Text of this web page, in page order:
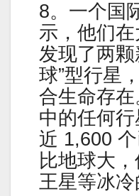
8。一个国
示，他们
发现了两颗
球”型行星
合生命存
中的任何行
近 1,600
比地球大
王星等冰冷